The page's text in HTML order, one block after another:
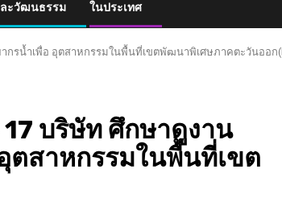
ะวัฒนธรรม ในประเทศ
รน้ำเพื่อ อุตสาหกรรมในพื้นที่เขตพัฒนาพิเศษภาคตะวันออก
บริษัท ศึกษาดูงาน
ตสาหกรรมในพื้นที่เขต